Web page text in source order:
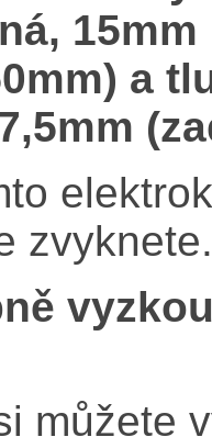
a
zvyknete.
můžete